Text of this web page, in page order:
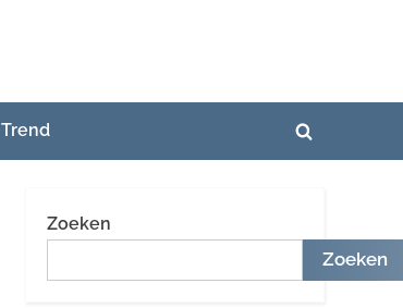
Trend
Toggle
Zoeken
Zoeken